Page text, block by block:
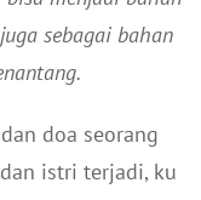
sebagai bahan
doa seorang
istri terjadi, ku